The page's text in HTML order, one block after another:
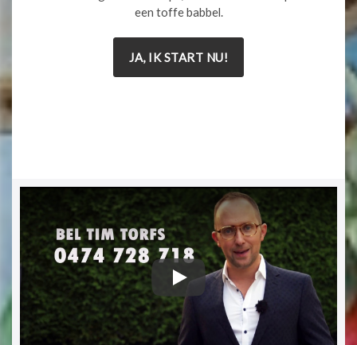
een toffe babbel.
JA, IK START NU!